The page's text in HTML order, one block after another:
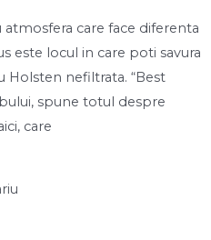
atmosfera care face diferenta
este locul in care poti savura
Holsten nefiltrata. “Best
spune totul despre
care